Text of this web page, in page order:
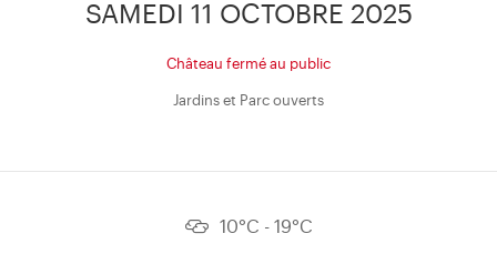
SAMEDI 11 OCTOBRE 2025
Château fermé au public
Jardins et Parc ouverts
10°C - 19°C